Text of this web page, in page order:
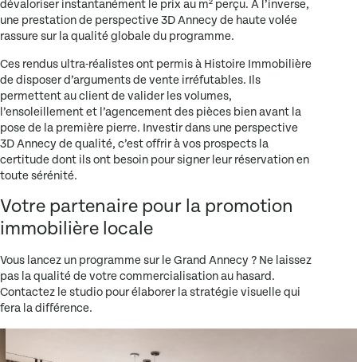
dévaloriser instantanément le prix au m² perçu. À l’inverse,
une prestation de perspective 3D Annecyde haute volée
rassure sur la qualité globale du programme.
Ces rendus ultra-réalistes ont permis à Histoire Immobilière
de disposer d’arguments de vente irréfutables. Ils
permettent au client de valider les volumes,
l’ensoleillement et l’agencement des pièces bien avant la
pose de la première pierre. Investir dans une perspective
3D Annecyde qualité, c’est offrir à vos prospects la
certitude dont ils ont besoin pour signer leur réservation en
toute sérénité.
Votre partenaire pour la promotion
immobilière locale
Vous lancez un programme sur le Grand Annecy ? Ne laissez
pas la qualité de votre commercialisation au hasard.
Contactez le studio pour élaborer la stratégie visuelle qui
fera la différence.